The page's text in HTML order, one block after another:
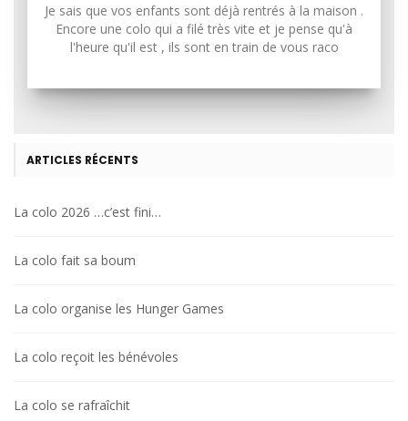
Je sais que vos enfants sont déjà rentrés à la maison .
Encore une colo qui a filé très vite et je pense qu'à
l'heure qu'il est , ils sont en train de vous raco
ARTICLES RÉCENTS
La colo 2026 …c’est fini…
La colo fait sa boum
La colo organise les Hunger Games
La colo reçoit les bénévoles
La colo se rafraîchit